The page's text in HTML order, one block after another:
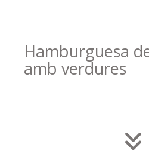
Hamburguesa
amb verdures